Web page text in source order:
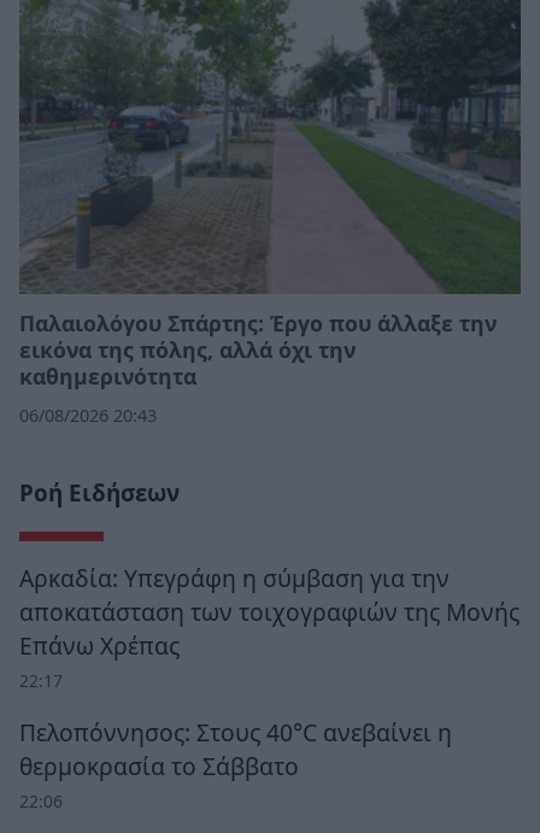
Παλαιολόγου Σπάρτης: Έργο που άλλαξε την
εικόνα της πόλης, αλλά όχι την
καθημερινότητα
06/08/2026 20:43
Ροή Ειδήσεων
Αρκαδία: Υπεγράφη η σύμβαση για την
αποκατάσταση των τοιχογραφιών της Μονής
Επάνω Χρέπας
22:17
Πελοπόννησος: Στους 40°C ανεβαίνει η
θερμοκρασία το Σάββατο
22:06